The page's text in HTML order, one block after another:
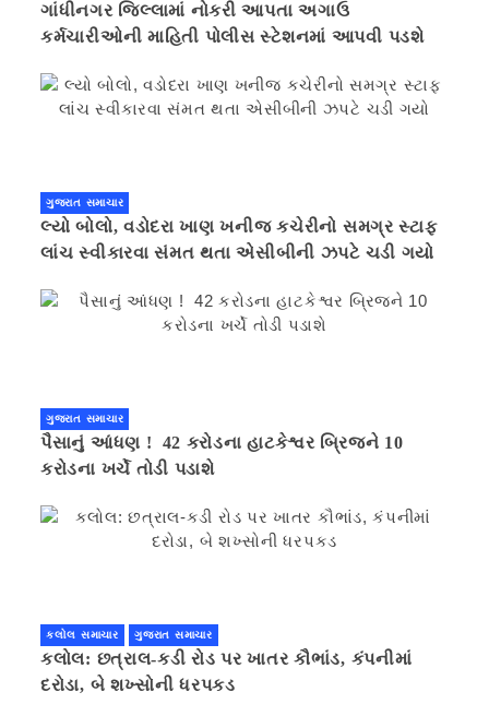
ગાંધીનગર જિલ્લામાં નોકરી આપતા અગાઉ
કર્મચારીઓની માહિતી પોલીસ સ્ટેશનમાં આપવી પડશે
ગુજરાત સમાચાર
લ્યો બોલો, વડોદરા ખાણ ખનીજ કચેરીનો સમગ્ર સ્ટાફ
લાંચ સ્વીકારવા સંમત થતા એસીબીની ઝપટે ચડી ગયો
ગુજરાત સમાચાર
પૈસાનું આંધણ ! 42 કરોડના હાટકેશ્વર બ્રિજને 10
કરોડના ખર્ચે તોડી પડાશે
કલોલ સમાચાર ગુજરાત સમાચાર
કલોલ: છત્રાલ-કડી રોડ પર ખાતર કૌભાંડ, કંપનીમાં
દરોડા, બે શખ્સોની ધરપકડ